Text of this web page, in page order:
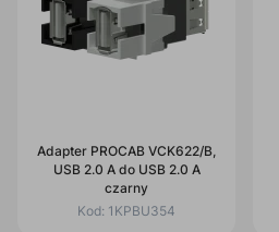
Adapter PROCAB VCK622/B,
USB 2.0 A do USB 2.0 A
czarny
Kod: 1KPBU354